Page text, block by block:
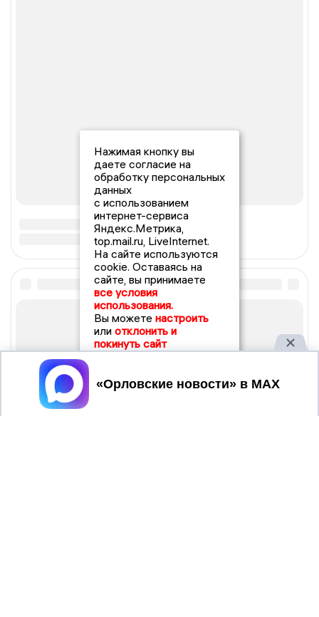
Нажимая кнопку вы
даете согласие на
обработку персональных
данных
с использованием
интернет-сервиса
Яндекс.Метрика,
top.mail.ru, LiveInternet.
На сайте используются
cookie. Оставаясь на
сайте, вы принимаете
все условия
использования.
Вы можете настроить
или отклонить и
покинуть сайт
Принять